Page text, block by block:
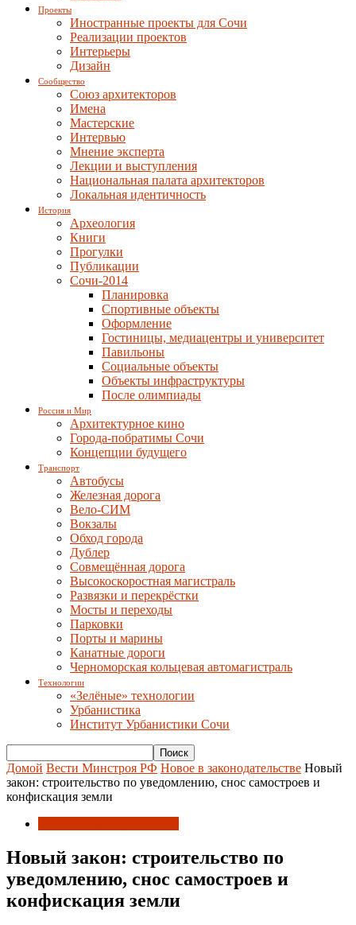
Проекты
Иностранные проекты для Сочи
Реализации проектов
Интерьеры
Дизайн
Сообщество
Союз архитекторов
Имена
Мастерские
Интервью
Мнение эксперта
Лекции и выступления
Национальная палата архитекторов
Локальная идентичность
История
Археология
Книги
Прогулки
Публикации
Сочи-2014
Планировка
Спортивные объекты
Оформление
Гостиницы, медиацентры и университет
Павильоны
Социальные объекты
Объекты инфраструктуры
После олимпиады
Россия и Мир
Архитектурное кино
Города-побратимы Сочи
Концепции будущего
Транспорт
Автобусы
Железная дорога
Вело-СИМ
Вокзалы
Обход города
Дублер
Совмещённая дорога
Высокоскоростная магистраль
Развязки и перекрёстки
Мосты и переходы
Парковки
Порты и марины
Канатные дороги
Черноморская кольцевая автомагистраль
Технологии
«Зелёные» технологии
Урбанистика
Институт Урбанистики Сочи
Домой Вести Минстроя РФ Новое в законодательстве Новый
закон: строительство по уведомлению, снос самостроев и
конфискация земли
Новый закон: строительство по
уведомлению, снос самостроев и
конфискация земли